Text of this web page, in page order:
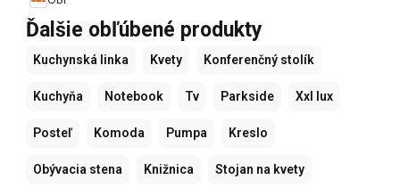
Ďalšie obľúbené produkty
Kuchynská linka Kvety Konferenčný stolík
Kuchyňa Notebook Tv Parkside Xxl lux
Posteľ Komoda Pumpa Kreslo
Obývacia stena Knižnica Stojan na kvety